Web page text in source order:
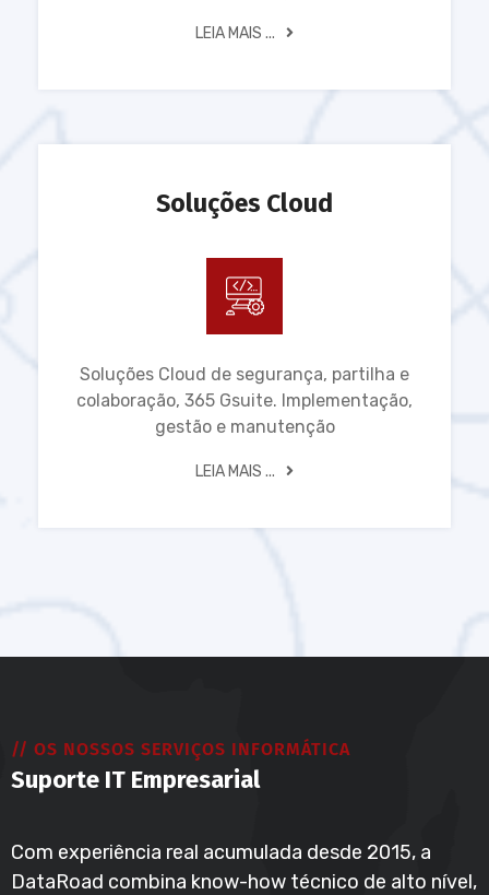
LEIA MAIS ...
Soluções Cloud
Soluções Cloud de segurança, partilha e
colaboração, 365 Gsuite. Implementação,
gestão e manutenção
LEIA MAIS ...
// OS NOSSOS SERVIÇOS INFORMÁTICA
Suporte IT Empresarial
Com experiência real acumulada desde 2015, a
DataRoad combina know-how técnico de alto nível,